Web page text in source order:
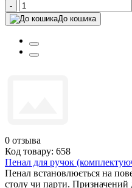
-
До кошика
0 отзыва
Код товару: 658
Пенал для ручок
Пенал встановлюється на
столу чи парти. Призначений